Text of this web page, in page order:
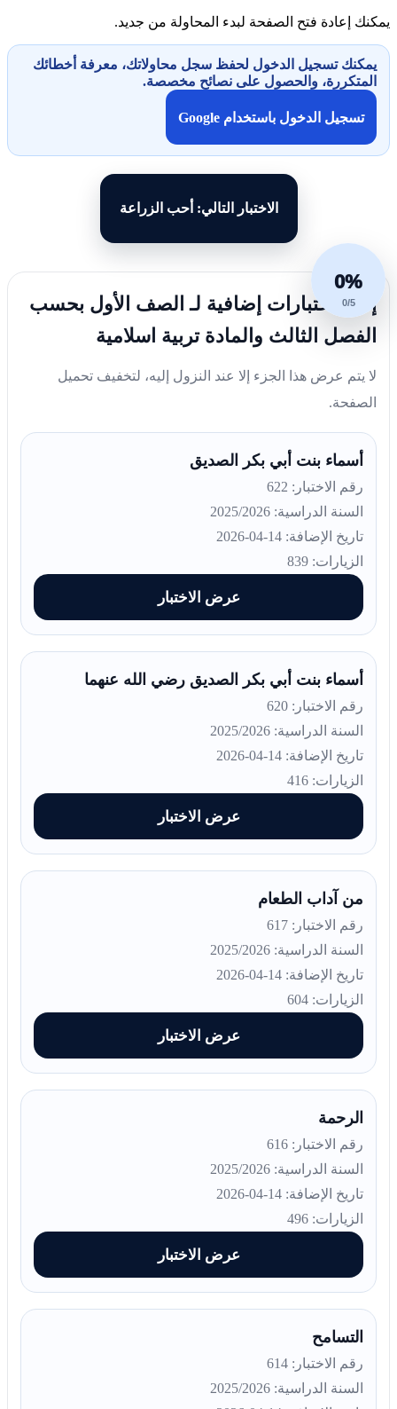
يمكنك إعادة فتح الصفحة لبدء المحاولة من جديد.
يمكنك تسجيل الدخول لحفظ سجل محاولاتك، معرفة أخطائك
المتكررة، والحصول على نصائح مخصصة.
تسجيل الدخول باستخدام Google
الاختبار التالي: أحب الزراعة
0%
0/5
إليك اختبارات إضافية لـ الصف الأول بحسب
الفصل الثالث والمادة تربية اسلامية
لا يتم عرض هذا الجزء إلا عند النزول إليه، لتخفيف تحميل
الصفحة.
أسماء بنت أبي بكر الصديق
رقم الاختبار: 622
السنة الدراسية: 2025/2026
تاريخ الإضافة: 14-04-2026
الزيارات: 839
عرض الاختبار
أسماء بنت أبي بكر الصديق رضي الله عنهما
رقم الاختبار: 620
السنة الدراسية: 2025/2026
تاريخ الإضافة: 14-04-2026
الزيارات: 416
عرض الاختبار
من آداب الطعام
رقم الاختبار: 617
السنة الدراسية: 2025/2026
تاريخ الإضافة: 14-04-2026
الزيارات: 604
عرض الاختبار
الرحمة
رقم الاختبار: 616
السنة الدراسية: 2025/2026
تاريخ الإضافة: 14-04-2026
الزيارات: 496
عرض الاختبار
التسامح
رقم الاختبار: 614
السنة الدراسية: 2025/2026